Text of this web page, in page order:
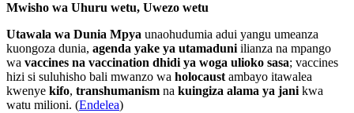
Mwisho wa Uhuru wetu, Uwezo wetu
Utawala wa Dunia Mpya unaohudumia adui yangu umeanza
kuongoza dunia, agenda yake ya utamaduni ilianza na mpango
wa vaccines na vaccination dhidi ya woga ulioko sasa; vaccines
hizi si suluhisho bali mwanzo wa holocaust ambayo itawalea
kwenye kifo, transhumanism na kuingiza alama ya jani kwa
watu milioni. (Endelea)